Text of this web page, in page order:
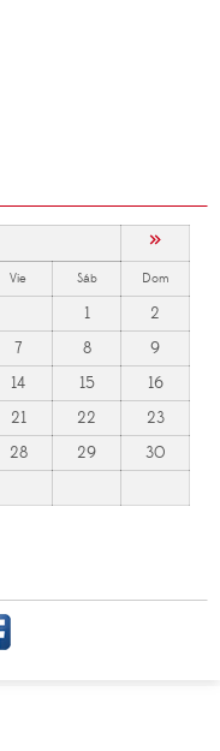
»
Vie Sáb Dom
1
2
7 8
9
14 15
16
21 22
23
28 29
30